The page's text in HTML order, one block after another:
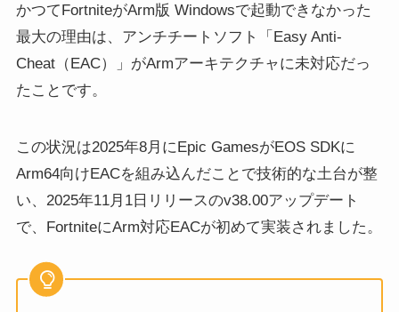
かつてFortniteがArm版 Windowsで起動できなかった
最大の理由は、アンチチートソフト「Easy Anti-
Cheat（EAC）」がArmアーキテクチャに未対応だっ
たことです。
この状況は2025年8月にEpic GamesがEOS SDKに
Arm64向けEACを組み込んだことで技術的な土台が整
い、2025年11月1日リリースのv38.00アップデート
で、FortniteにArm対応EACが初めて実装されました。